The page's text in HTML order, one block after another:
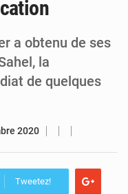
a obtenu de ses
la
de quelques
2020
Tweetez!